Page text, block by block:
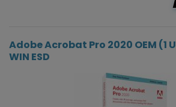
Adobe Acrobat Pro 2020 OEM (1
WIN ESD